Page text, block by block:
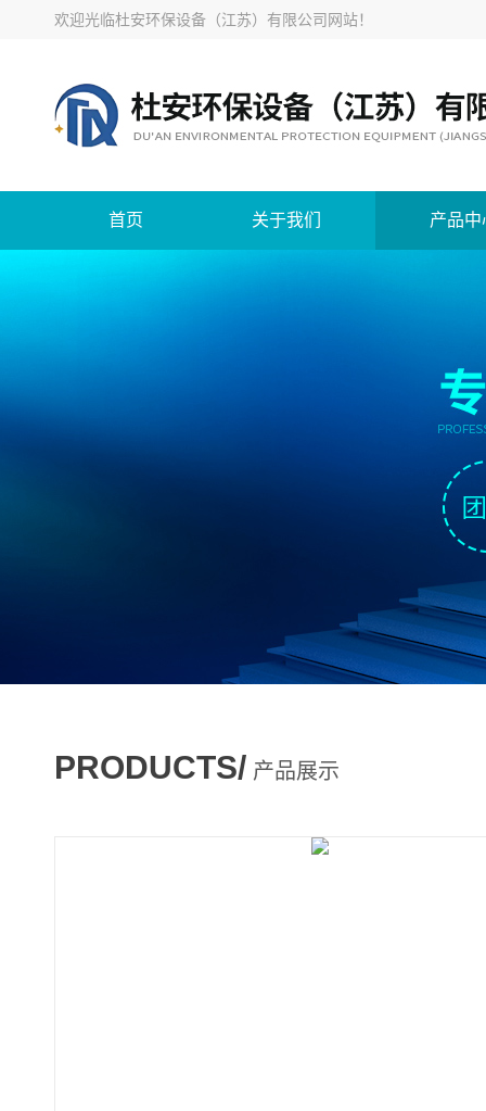
欢迎光临杜安环保设备（江苏）有限公司网站！
首页 关于我们 产品中
PRODUCTS/ 产品展示